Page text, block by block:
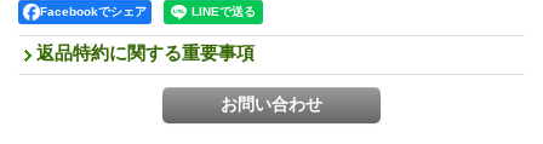
Facebookでシェア
返品特約に関する重要事項